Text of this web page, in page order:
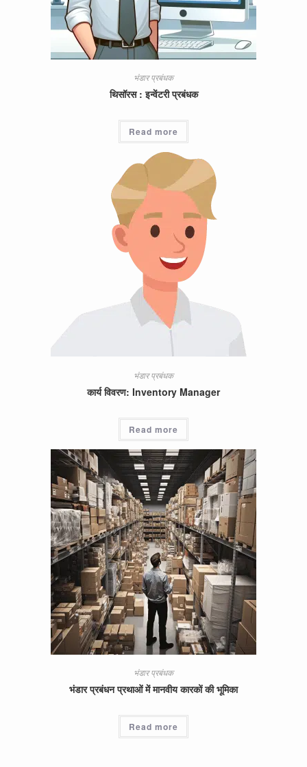
भंडार प्रबंधक
थिसॉरस : इन्वेंटरी प्रबंधक
Read more
भंडार प्रबंधक
कार्य विवरण: Inventory Manager
Read more
भंडार प्रबंधक
भंडार प्रबंधन प्रथाओं में मानवीय कारकों की भूमिका
Read more